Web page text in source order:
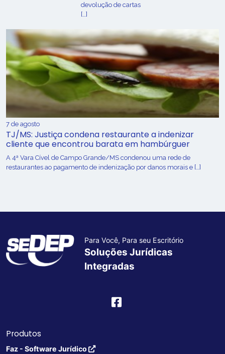
devolução de cartas
[…]
7 de agosto
TJ/MS: Justiça condena restaurante a indenizar
cliente que encontrou barata em hambúrguer
A 4ª Vara Cível de Campo Grande/MS condenou uma rede de
restaurantes ao pagamento de indenização por danos morais e […]
Para Você, Para seu Escritório
Soluções Jurídicas
Integradas
Produtos
Faz - Software Jurídico